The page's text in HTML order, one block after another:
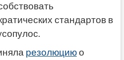
стандартов в
резолюциюо